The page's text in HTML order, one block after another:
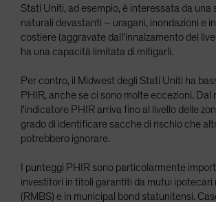
Stati Uniti, ad esempio, è interessata da una
naturali devastanti – uragani, inondazioni e
costiere (aggravate dall'innalzamento del
ha una capacità limitata di mitigarli.
Per contro, il Midwest degli Stati Uniti ha
PHIR, anche se ci sono molte eccezioni. Dal
l'indicatore PHIR arriva fino al livello delle
grado di identificare sacche di rischio che
potrebbero ignorare.
I punteggi PHIR sono particolarmente
investitori in titoli garantiti da mutui ipotecari
(RMBS) e in municipal bond statunitensi.